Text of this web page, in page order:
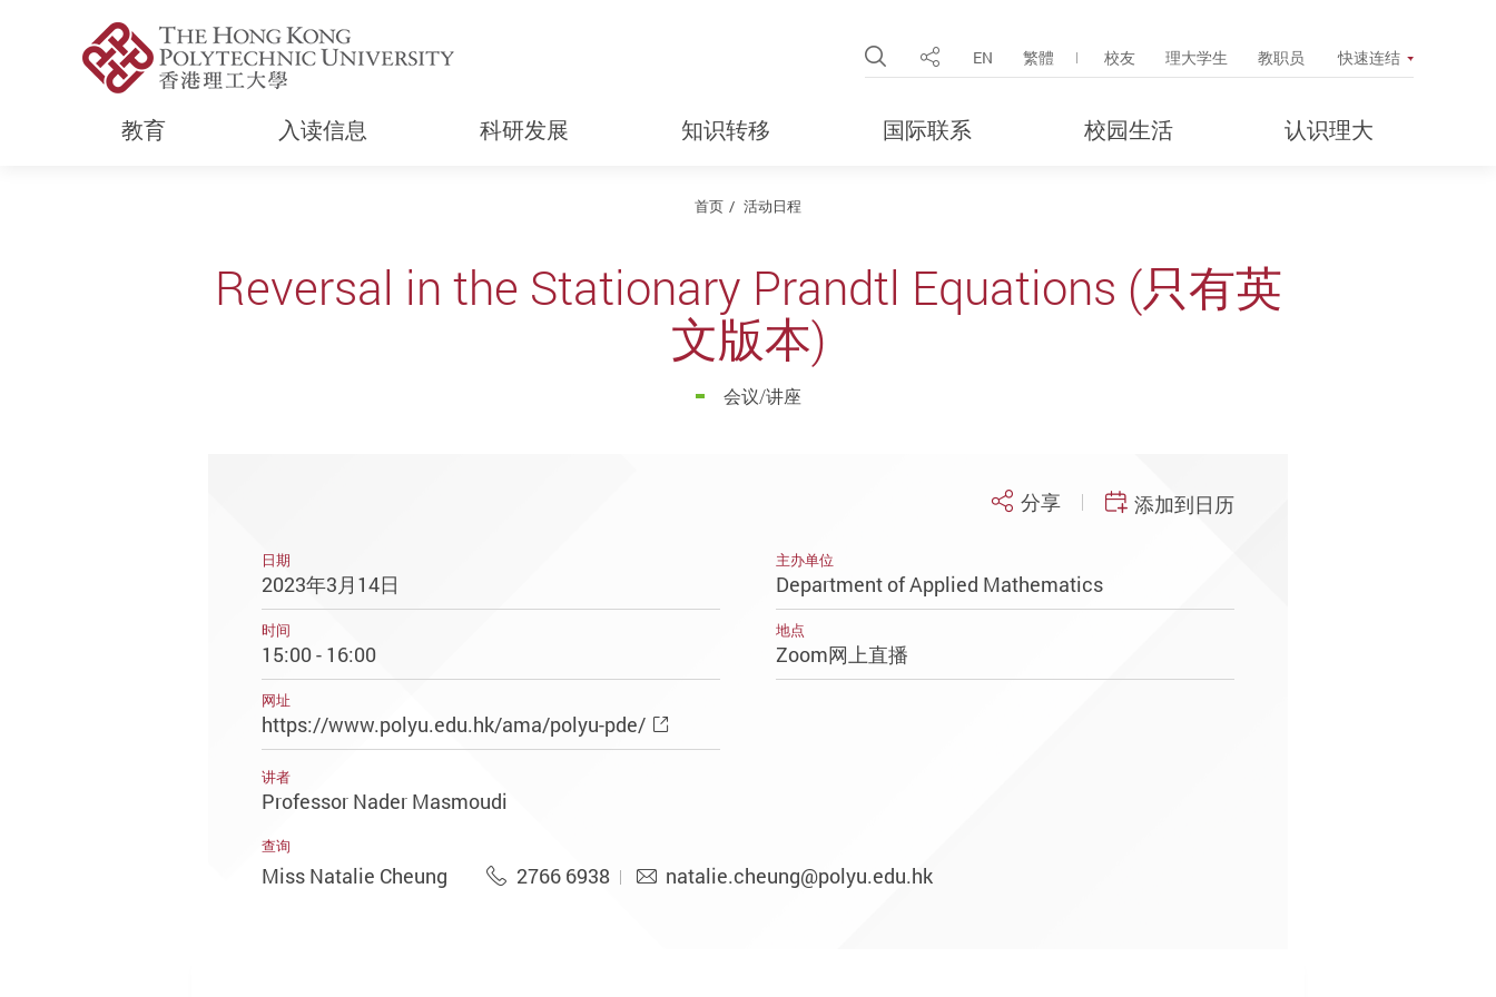
Open Site Search Popup
分享 EN 繁體 校友 理大学生 教职员 快速连结
教育 入读信息 科研发展 知识转移 国际联系 校园生活 认识理大
首页 活动日程
Reversal in the Stationary Prandtl Equations (只有英
文版本)
会议/讲座
分享 添加到日历
日期
2023年3月14日
主办单位
Department of Applied Mathematics
时间
15:00 - 16:00
地点
Zoom网上直播
网址
https://www.polyu.edu.hk/ama/polyu-pde/
讲者
Professor Nader Masmoudi
查询
Miss Natalie Cheung 2766 6938 natalie.cheung@polyu.edu.hk